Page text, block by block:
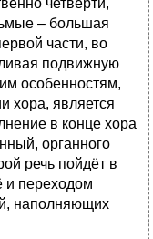
четверти,
– большая
части, во
подвижную
особенностям,
хора, является
в конце хора
органного
речь пойдёт в
и переходом
наполняющих